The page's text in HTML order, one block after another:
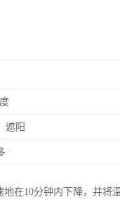
遮阳
在10分钟内下降，并将